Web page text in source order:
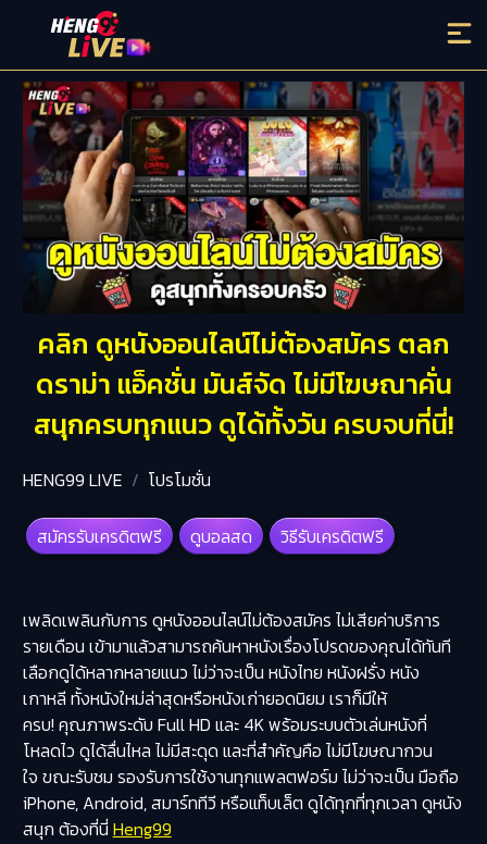
คลิก ดูหนังออนไลน์ไม่ต้องสมัคร ตลก
ดราม่า แอ็คชั่น มันส์จัด ไม่มีโฆษณาคั่น
สนุกครบทุกแนว ดูได้ทั้งวัน ครบจบที่นี่!
HENG99 LIVE โปรโมชั่น
สมัครรับเครดิตฟรี ดูบอลสด วิธีรับเครดิตฟรี
เพลิดเพลินกับการ ดูหนังออนไลน์ไม่ต้องสมัคร ไม่เสียค่าบริการ
รายเดือน เข้ามาแล้วสามารถค้นหาหนังเรื่องโปรดของคุณได้ทันที
เลือกดูได้หลากหลายแนว ไม่ว่าจะเป็น หนังไทย หนังฝรั่ง หนัง
เกาหลี ทั้งหนังใหม่ล่าสุดหรือหนังเก่ายอดนิยม เราก็มีให้
ครบ! คุณภาพระดับ Full HD และ 4K พร้อมระบบตัวเล่นหนังที่
โหลดไว ดูได้ลื่นไหล ไม่มีสะดุด และที่สำคัญคือ ไม่มีโฆษณากวน
ใจ ขณะรับชม รองรับการใช้งานทุกแพลตฟอร์ม ไม่ว่าจะเป็น มือถือ
iPhone, Android, สมาร์ททีวี หรือแท็บเล็ต ดูได้ทุกที่ทุกเวลา ดูหนัง
สนุก ต้องที่นี่ Heng99